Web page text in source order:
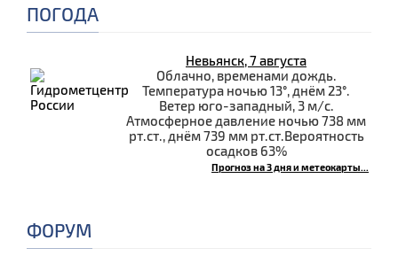
ПОГОДА
Невьянск, 7 августа
Облачно, временами дождь.
Температура ночью 13°, днём 23°.
Ветер юго-западный, 3 м/с.
Атмосферное давление ночью 738 мм
рт.ст., днём 739 мм рт.ст.Вероятность
осадков 63%
Прогноз на 3 дня и метеокарты...
ФОРУМ